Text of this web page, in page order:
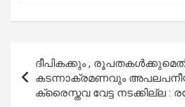
navigation
ദീപികക്കും ,
കടന്നാക്രമണവും
ക്രൈസ്തവ വേട്ട നടക്കില്ല :